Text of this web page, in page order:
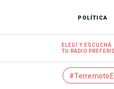
POLÍTICA
ELEGÍ Y ESCUCHÁ
TU RADIO